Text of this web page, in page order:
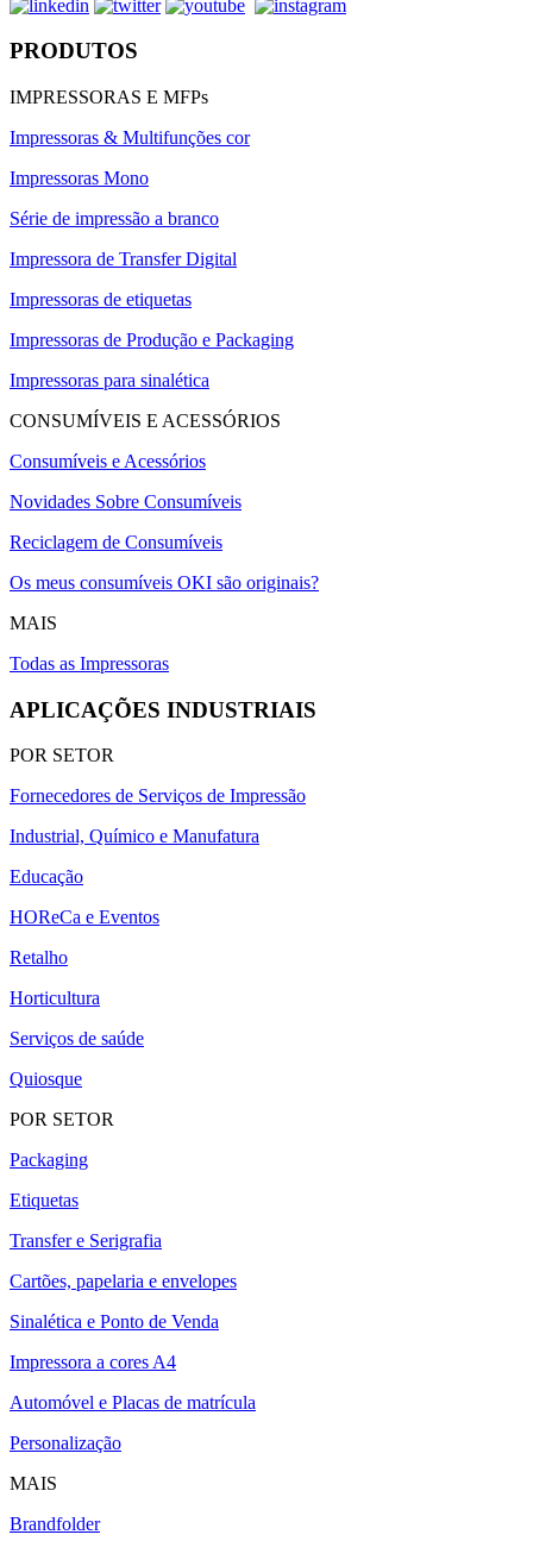
PRODUTOS
IMPRESSORAS E MFPs
Impressoras & Multifunções cor
Impressoras Mono
Série de impressão a branco
Impressora de Transfer Digital
Impressoras de etiquetas
Impressoras de Produção e Packaging
Impressoras para sinalética
CONSUMÍVEIS E ACESSÓRIOS
Consumíveis e Acessórios
Novidades Sobre Consumíveis
Reciclagem de Consumíveis
Os meus consumíveis OKI são originais?
MAIS
Todas as Impressoras
APLICAÇÕES INDUSTRIAIS
POR SETOR
Fornecedores de Serviços de Impressão
Industrial, Químico e Manufatura
Educação
HOReCa e Eventos
Retalho
Horticultura
Serviços de saúde
Quiosque
POR SETOR
Packaging
Etiquetas
Transfer e Serigrafia
Cartões, papelaria e envelopes
Sinalética e Ponto de Venda
Impressora a cores A4
Automóvel e Placas de matrícula
Personalização
MAIS
Brandfolder